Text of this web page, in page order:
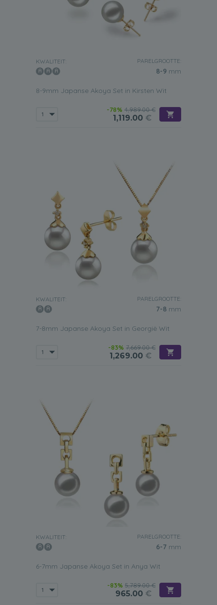
KWALITEIT: PARELGROOTTE:
8-9 mm
8-9mm Japanse Akoya Set in Kirsten Wit
-78% 4,989.00 €
1,119.00 €
KWALITEIT: PARELGROOTTE:
7-8 mm
7-8mm Japanse Akoya Set in Georgië Wit
-83% 7,669.00 €
1,269.00 €
KWALITEIT: PARELGROOTTE:
6-7 mm
6-7mm Japanse Akoya Set in Anya Wit
-83% 5,789.00 €
965.00 €